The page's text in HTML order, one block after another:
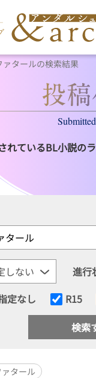
ァタールの検索結果
れているBL小説のラ
進行
定なし R15
ァタール